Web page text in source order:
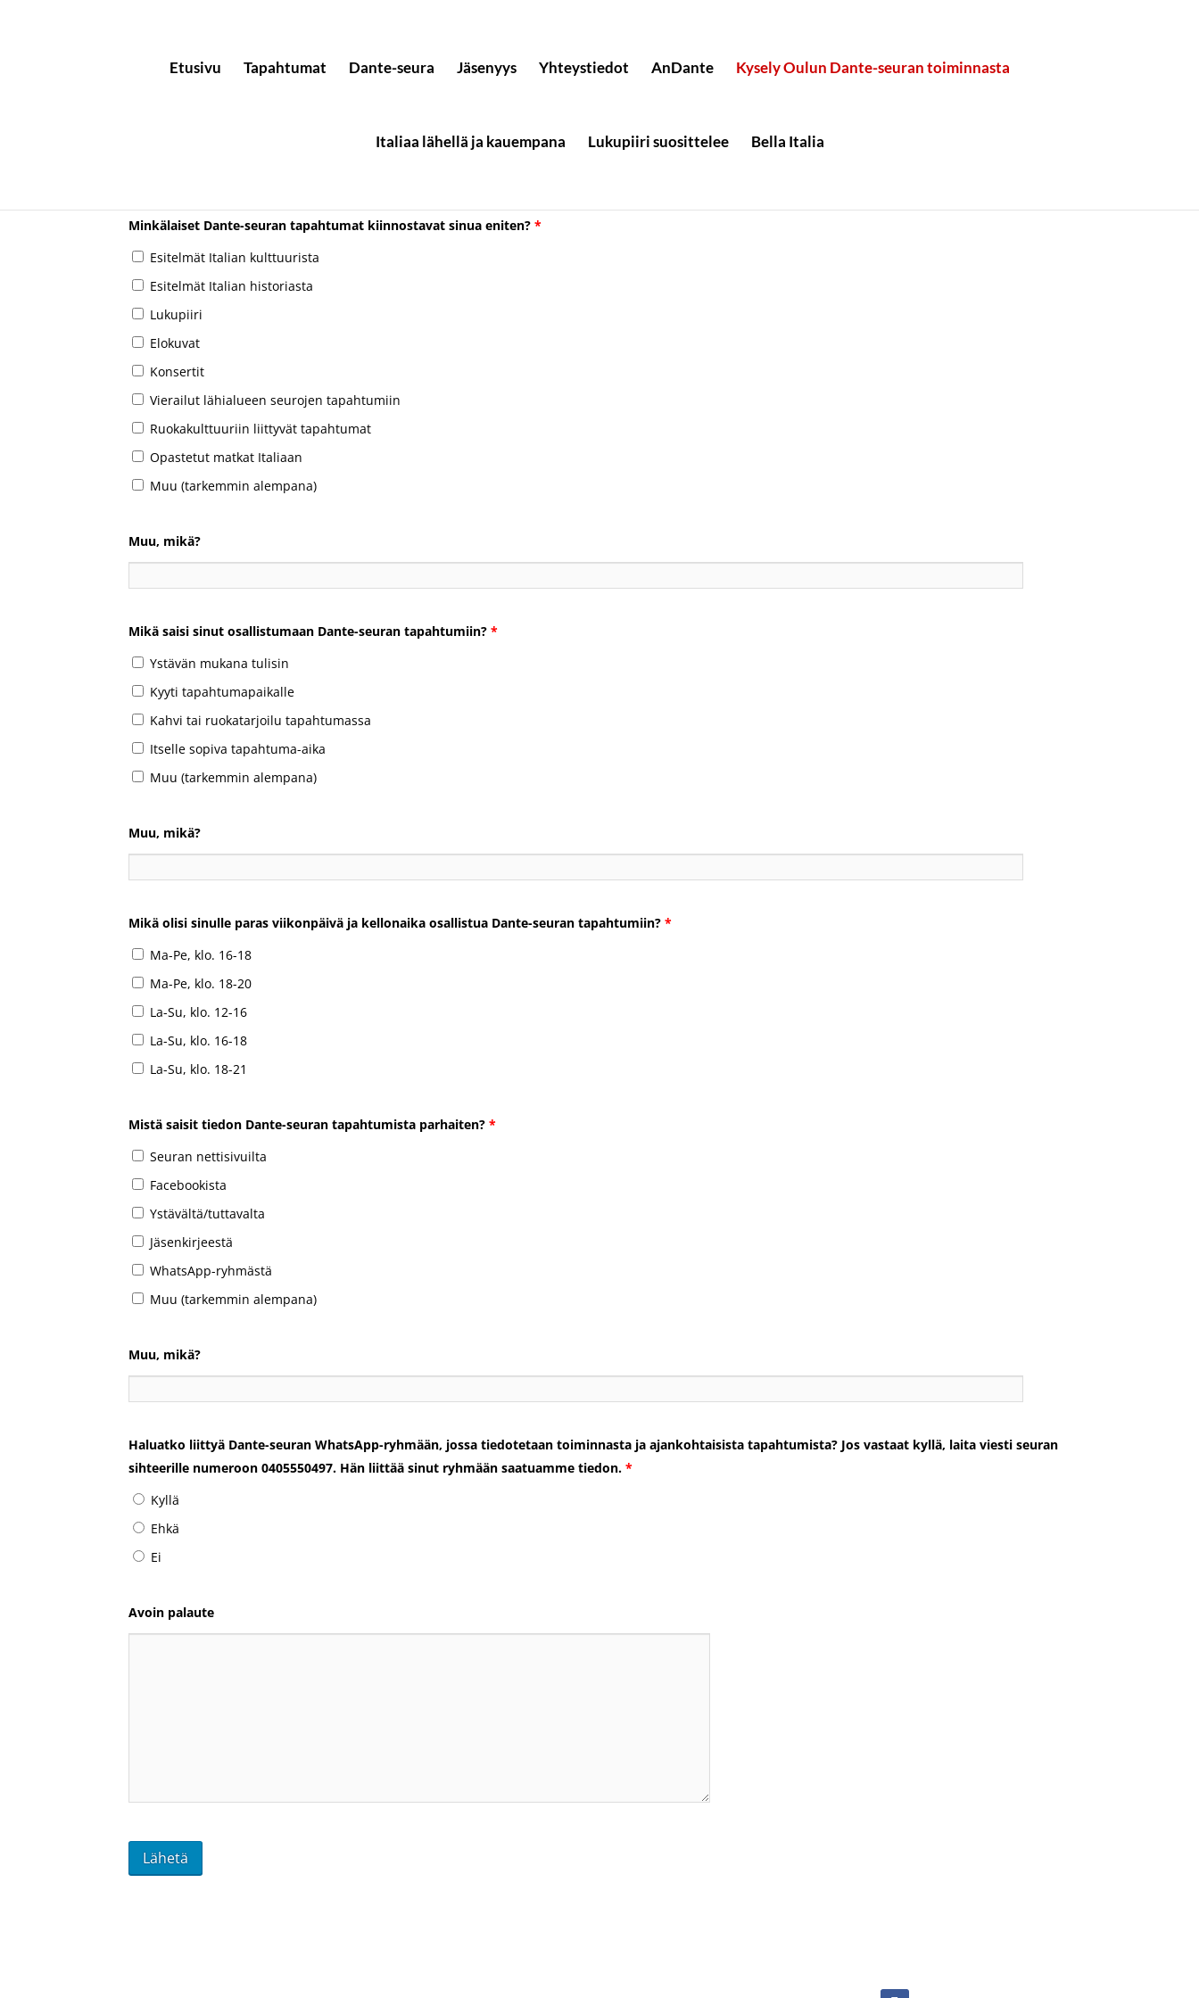
Etusivu Tapahtumat Dante-seura Jäsenyys Yhteystiedot AnDante Kysely Oulun Dante-seuran toiminnasta
Italiaa lähellä ja kauempana Lukupiiri suosittelee Bella Italia
Kysely Oulun Dante-seuran toiminnasta
Minkälaiset Dante-seuran tapahtumat kiinnostavat sinua eniten?*
Esitelmät Italian kulttuurista
Esitelmät Italian historiasta
Lukupiiri
Elokuvat
Konsertit
Vierailut lähialueen seurojen tapahtumiin
Ruokakulttuuriin liittyvät tapahtumat
Opastetut matkat Italiaan
Muu (tarkemmin alempana)
Muu, mikä?
Mikä saisi sinut osallistumaan Dante-seuran tapahtumiin?*
Ystävän mukana tulisin
Kyyti tapahtumapaikalle
Kahvi tai ruokatarjoilu tapahtumassa
Itselle sopiva tapahtuma-aika
Muu (tarkemmin alempana)
Muu, mikä?
Mikä olisi sinulle paras viikonpäivä ja kellonaika osallistua Dante-seuran tapahtumiin?*
Ma-Pe, klo. 16-18
Ma-Pe, klo. 18-20
La-Su, klo. 12-16
La-Su, klo. 16-18
La-Su, klo. 18-21
Mistä saisit tiedon Dante-seuran tapahtumista parhaiten?*
Seuran nettisivuilta
Facebookista
Ystävältä/tuttavalta
Jäsenkirjeestä
WhatsApp-ryhmästä
Muu (tarkemmin alempana)
Muu, mikä?
Haluatko liittyä Dante-seuran WhatsApp-ryhmään, jossa tiedotetaan toiminnasta ja ajankohtaisista tapahtumista? Jos vastaat kyllä, laita viesti seuran
sihteerille numeroon 0405550497. Hän liittää sinut ryhmään saatuamme tiedon.*
Kyllä
Ehkä
Ei
Avoin palaute